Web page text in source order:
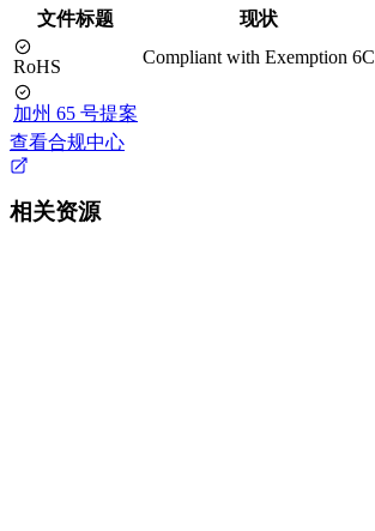
文件标题 现状
RoHS Compliant with Exemption 6C
加州 65 号提案
查看合规中心
相关资源